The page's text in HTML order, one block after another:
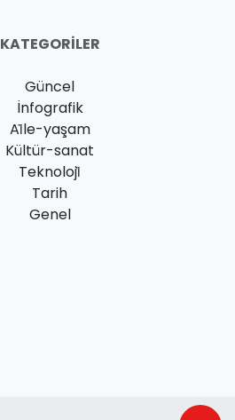
KATEGORILER
Güncel
İnfografik
Ai̇le-yaşam
Kültür-sanat
Teknoloji̇
Tarih
Genel